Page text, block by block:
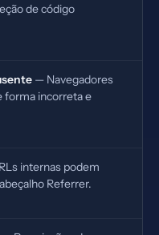
de código
— Navegadores
forma incorreta e
internas podem
Referrer.